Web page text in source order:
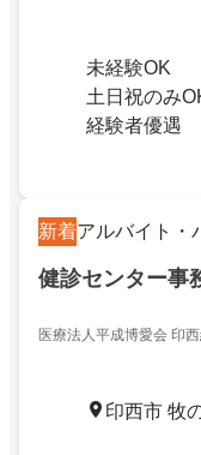
未経験OK
土日祝のみ
経験者優遇
新着アルバイト・
健診センター事
医療法人平成博愛会 印
印西市 牧